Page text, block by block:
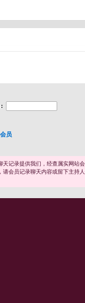
:
员
记录提供我们，经查属实网站会
会员记录聊天内容或留下主持